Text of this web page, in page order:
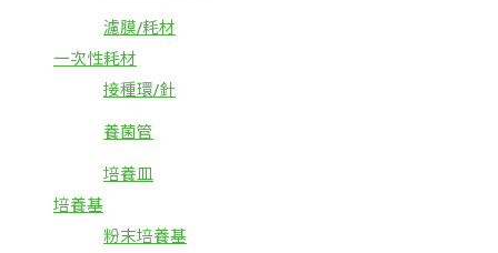
濾膜/耗材
一次性耗材
接種環/針
養菌管
培養皿
培養基
粉末培養基